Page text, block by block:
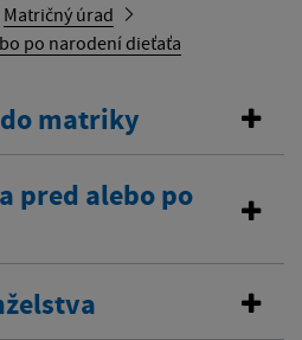
Matričný úrad
po narodení dieťaťa
matriky
pred alebo po